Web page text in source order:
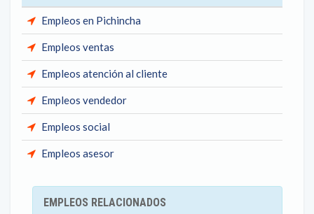
Empleos en Pichincha
Empleos ventas
Empleos atención al cliente
Empleos vendedor
Empleos social
Empleos asesor
EMPLEOS RELACIONADOS